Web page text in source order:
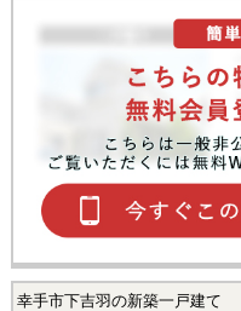
幸手市下吉羽の新築一戸建て